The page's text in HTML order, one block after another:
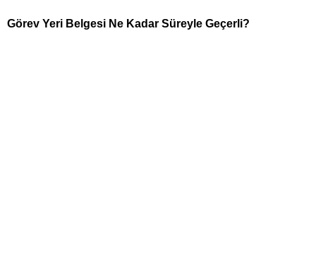
Görev Yeri Belgesi Ne Kadar Süreyle Geçerli?